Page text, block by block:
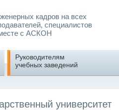
кадров на всех
специалистов
с АСКОН
Руководителям
учебных заведений
университет